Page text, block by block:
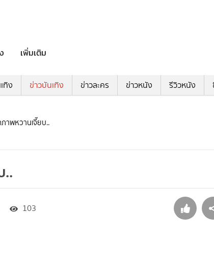
เพิ่มเติม
ทิง ข่าวบันเทิง ข่าวละคร ข่าวหนัง รีวิวหนัง
าพหวานเจี๊ยบ..
103